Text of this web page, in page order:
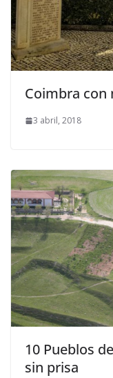
Coimbra con
3 abril, 2018
10 Pueblos
sin prisa